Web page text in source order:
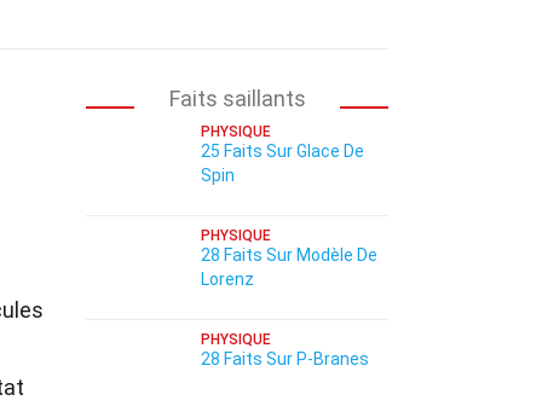
Faits saillants
PHYSIQUE
25 Faits Sur Glace De
Spin
PHYSIQUE
28 Faits Sur Modèle De
Lorenz
PHYSIQUE
28 Faits Sur P-Branes